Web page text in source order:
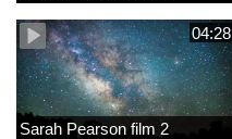
04:28
Sarah Pearson film 2